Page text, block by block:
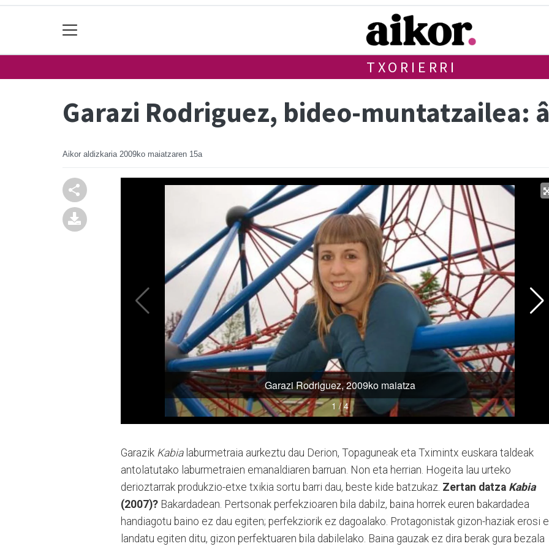
TXORIERRI
Garazi Rodriguez, bideo-muntatzailea:
Aikor aldizkaria 2009ko maiatzaren 15a
Garazik Kabialaburmetraia aurkeztu dau Derion, Topaguneak eta Tximintx euskara taldeak
antolatutako laburmetraien emanaldiaren barruan. Non eta herrian. Hogeita lau urteko
derioztarrak produkzio-etxe txikia sortu barri dau, beste kide batzukaz. Zertan datza Kabia
(2007)? Bakardadean. Pertsonak perfekzioaren bila dabilz, baina horrek euren bakardadea
handiagotu baino ez dau egiten; perfekziorik ez dagoalako. Protagonistak gizon-haziak erosi
landatu egiten ditu, gizon perfektuaren bila dabilelako. Baina gauzak ez dira berak gura bezala